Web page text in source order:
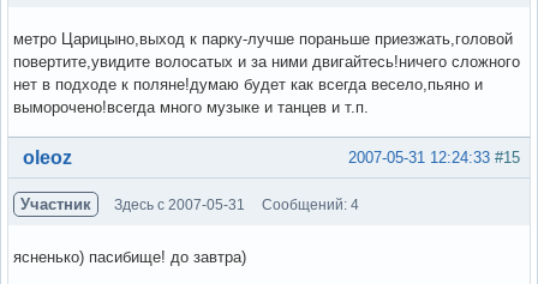
метро Царицыно,выход к парку-лучше пораньше приезжать,головой
повертите,увидите волосатых и за ними двигайтесь!ничего сложного
нет в подходе к поляне!думаю будет как всегда весело,пьяно и
выморочено!всегда много музыке и танцев и т.п.
Вне форума #15
2007-05-31 12:24:33
oleoz
Участник Здесь с 2007-05-31 Сообщений: 4
ясненько) пасибище! до завтра)